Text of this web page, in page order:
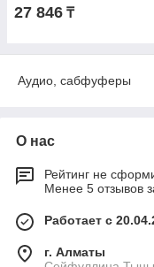
27 846 ₸
Аудио, сабфуферы
О нас
Рейтинг не
Менее 5 отзывов
Работает с
г. Алматы